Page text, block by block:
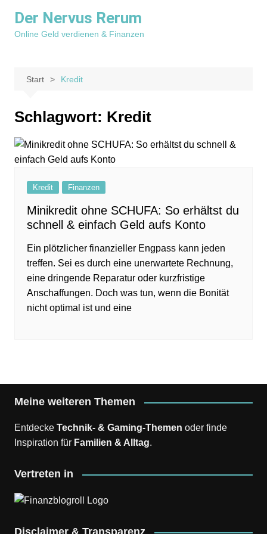
Inhalt
springen
Der Nervus Rerum
Online Geld verdienen & Finanzen
Start Kredit
Schlagwort: Kredit
Kredit Finanzen
Minikredit ohne SCHUFA: So erhältst du
schnell & einfach Geld aufs Konto
Ein plötzlicher finanzieller Engpass kann jeden
treffen. Sei es durch eine unerwartete Rechnung,
eine dringende Reparatur oder kurzfristige
Anschaffungen. Doch was tun, wenn die Bonität
nicht optimal ist und eine
Meine weiteren Themen
Entdecke Technik- & Gaming-Themen oder finde
Inspiration für Familien & Alltag.
Vertreten in